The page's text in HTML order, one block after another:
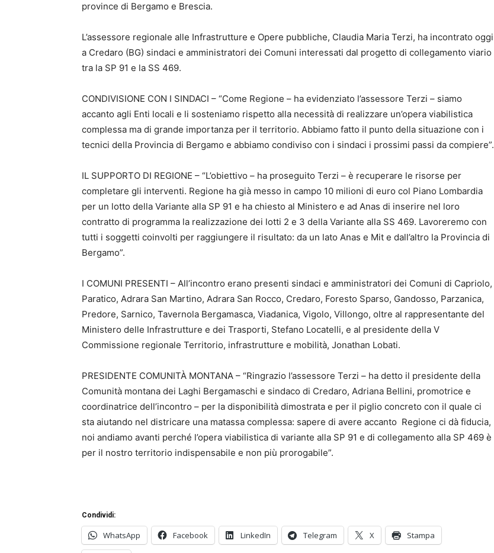
province di Bergamo e Brescia.
L’assessore regionale alle Infrastrutture e Opere pubbliche, Claudia Maria Terzi, ha incontrato oggi
a Credaro (BG) sindaci e amministratori dei Comuni interessati dal progetto di collegamento viario
tra la SP 91 e la SS 469.
CONDIVISIONE CON I SINDACI – “Come Regione – ha evidenziato l’assessore Terzi – siamo
accanto agli Enti locali e li sosteniamo rispetto alla necessità di realizzare un’opera viabilistica
complessa ma di grande importanza per il territorio. Abbiamo fatto il punto della situazione con i
tecnici della Provincia di Bergamo e abbiamo condiviso con i sindaci i prossimi passi da compiere”.
IL SUPPORTO DI REGIONE – “L’obiettivo – ha proseguito Terzi – è recuperare le risorse per
completare gli interventi. Regione ha già messo in campo 10 milioni di euro col Piano Lombardia
per un lotto della Variante alla SP 91 e ha chiesto al Ministero e ad Anas di inserire nel loro
contratto di programma la realizzazione dei lotti 2 e 3 della Variante alla SS 469. Lavoreremo con
tutti i soggetti coinvolti per raggiungere il risultato: da un lato Anas e Mit e dall’altro la Provincia di
Bergamo”.
I COMUNI PRESENTI – All’incontro erano presenti sindaci e amministratori dei Comuni di Capriolo,
Paratico, Adrara San Martino, Adrara San Rocco, Credaro, Foresto Sparso, Gandosso, Parzanica,
Predore, Sarnico, Tavernola Bergamasca, Viadanica, Vigolo, Villongo, oltre al rappresentante del
Ministero delle Infrastrutture e dei Trasporti, Stefano Locatelli, e al presidente della V
Commissione regionale Territorio, infrastrutture e mobilità, Jonathan Lobati.
PRESIDENTE COMUNITÀ MONTANA – “Ringrazio l’assessore Terzi – ha detto il presidente della
Comunità montana dei Laghi Bergamaschi e sindaco di Credaro, Adriana Bellini, promotrice e
coordinatrice dell’incontro – per la disponibilità dimostrata e per il piglio concreto con il quale ci
sta aiutando nel districare una matassa complessa: sapere di avere accanto Regione ci dà fiducia,
noi andiamo avanti perché l’opera viabilistica di variante alla SP 91 e di collegamento alla SP 469 è
per il nostro territorio indispensabile e non più prorogabile”.
Condividi:
WhatsApp Facebook LinkedIn Telegram X Stampa